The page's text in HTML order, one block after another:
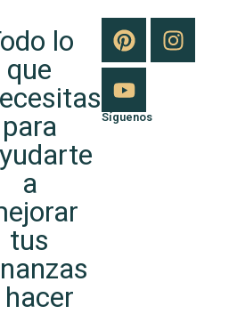
lo
que
para
a
tus
Síguenos